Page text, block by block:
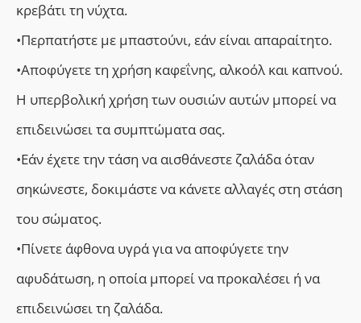
κρεβάτι τη νύχτα.
•Περπατήστε με μπαστούνι, εάν είναι απαραίτητο.
•Αποφύγετε τη χρήση καφεΐνης, αλκοόλ και καπνού.
Η υπερβολική χρήση των ουσιών αυτών μπορεί να
επιδεινώσει τα συμπτώματα σας.
•Εάν έχετε την τάση να αισθάνεστε ζαλάδα όταν
σηκώνεστε, δοκιμάστε να κάνετε αλλαγές στη στάση
του σώματος.
•Πίνετε άφθονα υγρά για να αποφύγετε την
αφυδάτωση, η οποία μπορεί να προκαλέσει ή να
επιδεινώσει τη ζαλάδα.